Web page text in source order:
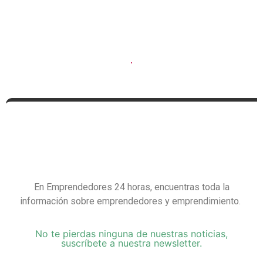
En Emprendedores 24 horas, encuentras toda la
información sobre emprendedores y emprendimiento.
No te pierdas ninguna de nuestras noticias,
suscríbete a nuestra newsletter.